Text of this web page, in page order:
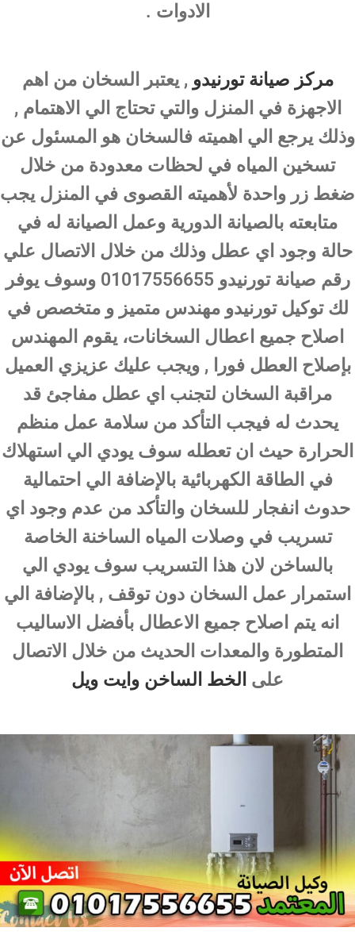
الادوات .
مركز صيانة تورنيدو , يعتبر السخان من اهم
الاجهزة في المنزل والتي تحتاج الي الاهتمام ,
وذلك يرجع الي اهميته فالسخان هو المسئول عن
تسخين المياه في لحظات معدودة من خلال
ضغط زر واحدة لأهميته القصوى في المنزل يجب
متابعته بالصيانة الدورية وعمل الصيانة له في
حالة وجود اي عطل وذلك من خلال الاتصال علي
رقم صيانة تورنيدو 01017556655 وسوف يوفر
لك توكيل تورنيدو مهندس متميز و متخصص في
اصلاح جميع اعطال السخانات، يقوم المهندس
بإصلاح العطل فورا , ويجب عليك عزيزي العميل
مراقبة السخان لتجنب اي عطل مفاجئ قد
يحدث له فيجب التأكد من سلامة عمل منظم
الحرارة حيث ان تعطله سوف يودي الي استهلاك
في الطاقة الكهربائية بالإضافة الي احتمالية
حدوث انفجار للسخان والتأكد من عدم وجود اي
تسريب في وصلات المياه الساخنة الخاصة
بالساخن لان هذا التسريب سوف يودي الي
استمرار عمل السخان دون توقف , بالإضافة الي
انه يتم اصلاح جميع الاعطال بأفضل الاساليب
المتطورة والمعدات الحديث من خلال الاتصال
على الخط الساخن وايت ويل